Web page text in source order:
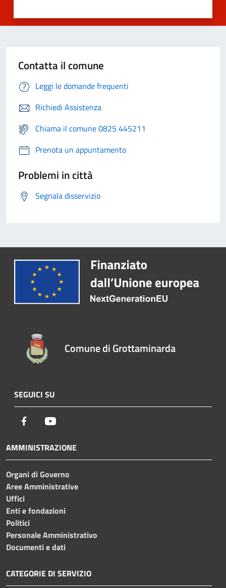
Contatta il comune
Leggi le domande frequenti
Richiedi Assistenza
Chiama il comune 0825 445211
Prenota un appuntamento
Problemi in città
Segnala disservizio
Comune di Grottaminarda
SEGUICI SU
Facebook
AMMINISTRAZIONE
Organi di Governo
Aree Amministrative
Uffici
Enti e fondazioni
Politici
Personale Amministrativo
Documenti e dati
CATEGORIE DI SERVIZIO